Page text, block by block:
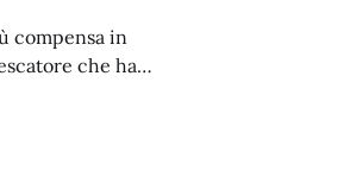
compensa in
che ha